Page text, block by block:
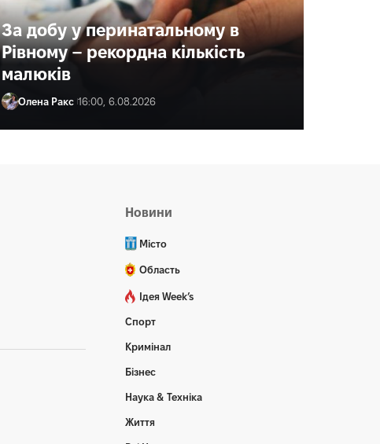
За добу у перинатальному в
Рівному – рекордна кількість
малюків
Олена Ракс 16:00, 6.08.2026
Новини
Місто
Область
Ідея Week’s
Спорт
Кримінал
Бізнес
Наука & Техніка
Життя